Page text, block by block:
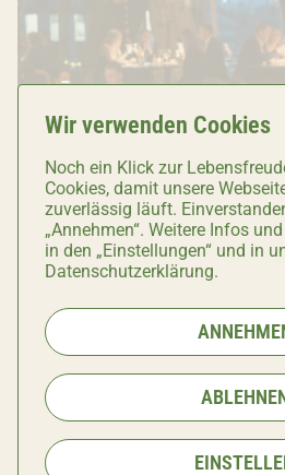
Nachtleben & Events
Der Balkon- Wo Abende
anders verlaufen
Öffnet um
Atelierstraße 12
Wir verwenden Cookies
Noch ein Klick zur
Cookies, damit unsere
zuverlässig läuft.
„Annehmen“. Weitere Infos
in den „Einstellungen“ und in
Datenschutzerklärung.